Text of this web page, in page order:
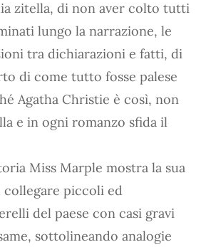
zitella, di non aver colto tutti
lungo la narrazione, le
tra dichiarazioni e fatti, di
di come tutto fosse palese
Agatha Christie è così, non
e in ogni romanzo sfida il
Miss Marple mostra la sua
collegare piccoli ed
del paese con casi gravi
sottolineando analogie